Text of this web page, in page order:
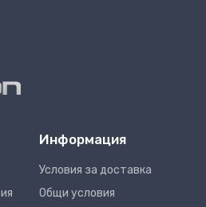
Информация
Условия за доставка
Общи условия